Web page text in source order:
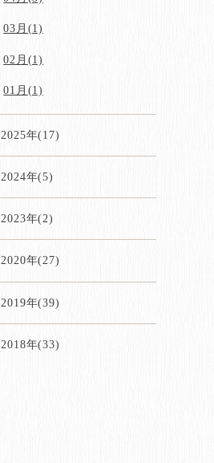
03月(1)
02月(1)
01月(1)
2025年(17)
2024年(5)
2023年(2)
2020年(27)
2019年(39)
2018年(33)